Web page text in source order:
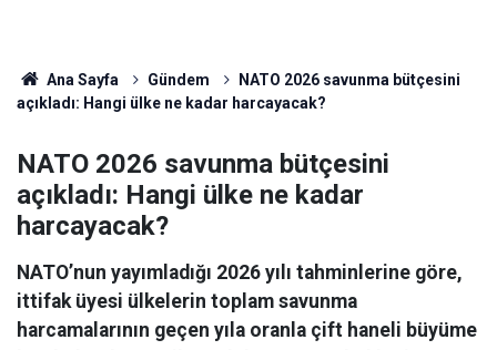
Ana Sayfa Gündem
NATO 2026 savunma bütçesini
açıkladı: Hangi ülke ne kadar harcayacak?
NATO 2026 savunma bütçesini
açıkladı: Hangi ülke ne kadar
harcayacak?
NATO’nun yayımladığı 2026 yılı tahminlerine göre,
ittifak üyesi ülkelerin toplam savunma
harcamalarının geçen yıla oranla çift haneli büyüme